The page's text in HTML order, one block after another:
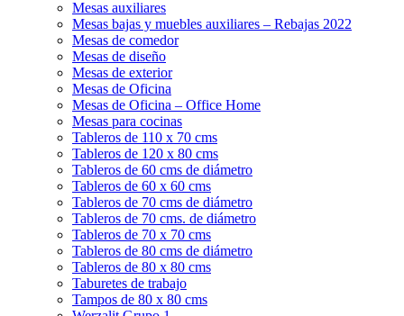
Mesas auxiliares
Mesas bajas y muebles auxiliares – Rebajas 2022
Mesas de comedor
Mesas de diseño
Mesas de exterior
Mesas de Oficina
Mesas de Oficina – Office Home
Mesas para cocinas
Tableros de 110 x 70 cms
Tableros de 120 x 80 cms
Tableros de 60 cms de diámetro
Tableros de 60 x 60 cms
Tableros de 70 cms de diámetro
Tableros de 70 cms. de diámetro
Tableros de 70 x 70 cms
Tableros de 80 cms de diámetro
Tableros de 80 x 80 cms
Taburetes de trabajo
Tampos de 80 x 80 cms